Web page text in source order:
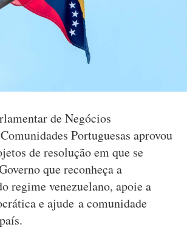
de Negócios
Portuguesas aprovou
de resolução em que se
que reconheça a
regime venezuelano, apoie a
e ajude a comunidade